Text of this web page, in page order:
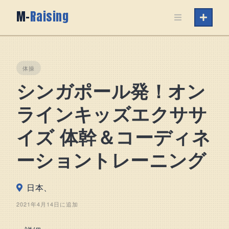
M-Raising
体操
シンガポール発！オン
ラインキッズエクササ
イズ 体幹＆コーディネ
ーショントレーニング
日本、
2021年4月14日に追加